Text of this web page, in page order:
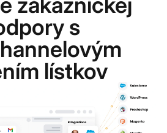
zákazníckej
s
lístkov